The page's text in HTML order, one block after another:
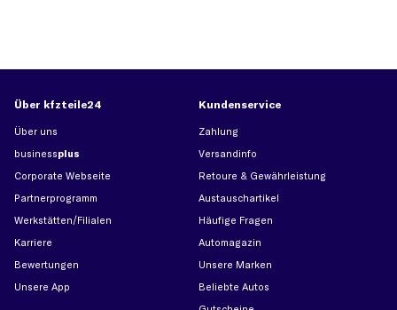
Über kfzteile24
Über uns
businessplus
Corporate Webseite
Partnerprogramm
Werkstätten/Filialen
Karriere
Bewertungen
Unsere App
Kundenservice
Zahlung
Versandinfo
Retoure & Gewährleistung
Austauschartikel
Häufige Fragen
Automagazin
Unsere Marken
Beliebte Autos